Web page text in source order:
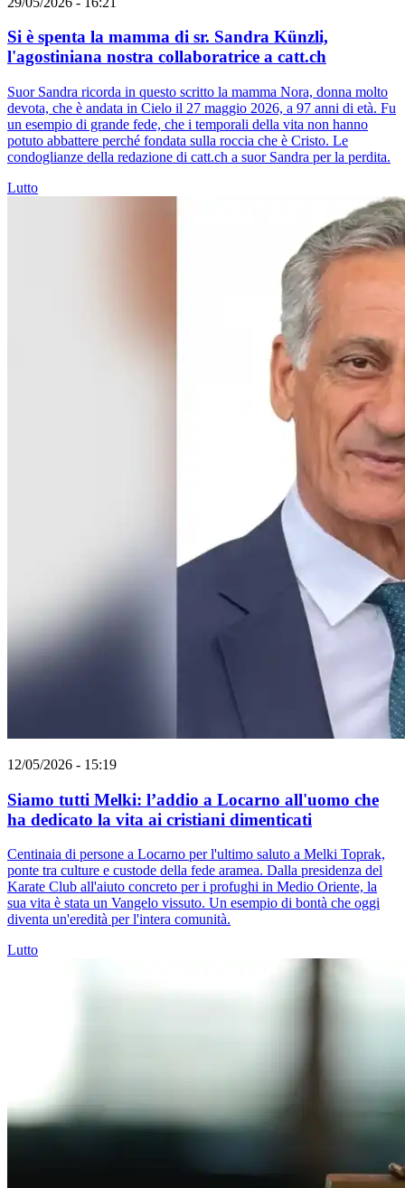
Si è spenta la mamma di sr. Sandra Künzli,
l'agostiniana nostra collaboratrice a catt.ch
Suor Sandra ricorda in questo scritto la mamma Nora, donna molto
devota, che è andata in Cielo il 27 maggio 2026, a 97 anni di età. Fu
un esempio di grande fede, che i temporali della vita non hanno
potuto abbattere perché fondata sulla roccia che è Cristo. Le
condoglianze della redazione di catt.ch a suor Sandra per la perdita.
Lutto
12/05/2026 - 15:19
Siamo tutti Melki: l’addio a Locarno all'uomo che
ha dedicato la vita ai cristiani dimenticati
Centinaia di persone a Locarno per l'ultimo saluto a Melki Toprak,
ponte tra culture e custode della fede aramea. Dalla presidenza del
Karate Club all'aiuto concreto per i profughi in Medio Oriente, la
sua vita è stata un Vangelo vissuto. Un esempio di bontà che oggi
diventa un'eredità per l'intera comunità.
Lutto